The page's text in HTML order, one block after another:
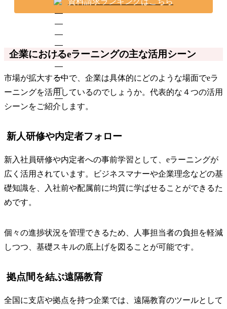
企業におけるeラーニングの主な活用シーン
市場が拡大する中で、企業は具体的にどのような場面でeラ
ーニングを活用しているのでしょうか。代表的な４つの活用
シーンをご紹介します。
新人研修や内定者フォロー
新入社員研修や内定者への事前学習として、eラーニングが
広く活用されています。ビジネスマナーや企業理念などの基
礎知識を、入社前や配属前に均質に学ばせることができるた
めです。
個々の進捗状況を管理できるため、人事担当者の負担を軽減
しつつ、基礎スキルの底上げを図ることが可能です。
拠点間を結ぶ遠隔教育
全国に支店や拠点を持つ企業では、遠隔教育のツールとして